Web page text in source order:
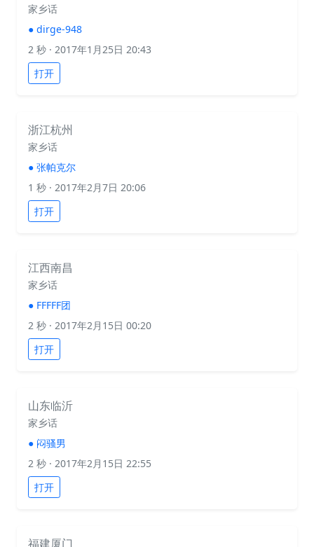
家乡话
● dirge-948
2 秒 · 2017年1月25日 20:43
打开
浙江杭州
家乡话
● 张帕克尔
1 秒 · 2017年2月7日 20:06
打开
江西南昌
家乡话
● FFFFF团
2 秒 · 2017年2月15日 00:20
打开
山东临沂
家乡话
● 闷骚男
2 秒 · 2017年2月15日 22:55
打开
福建厦门